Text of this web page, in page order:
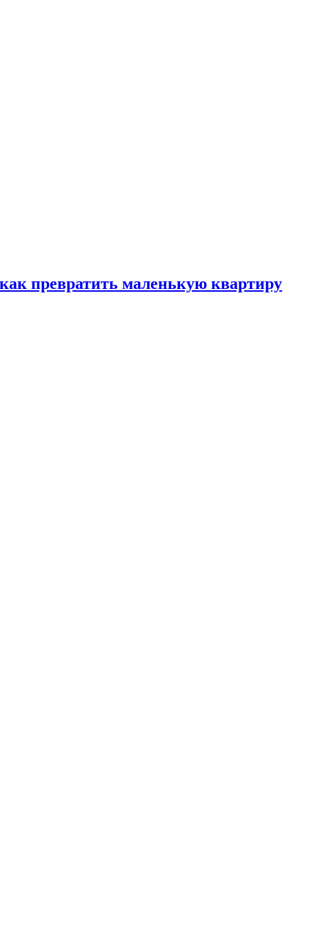
превратить маленькую квартиру